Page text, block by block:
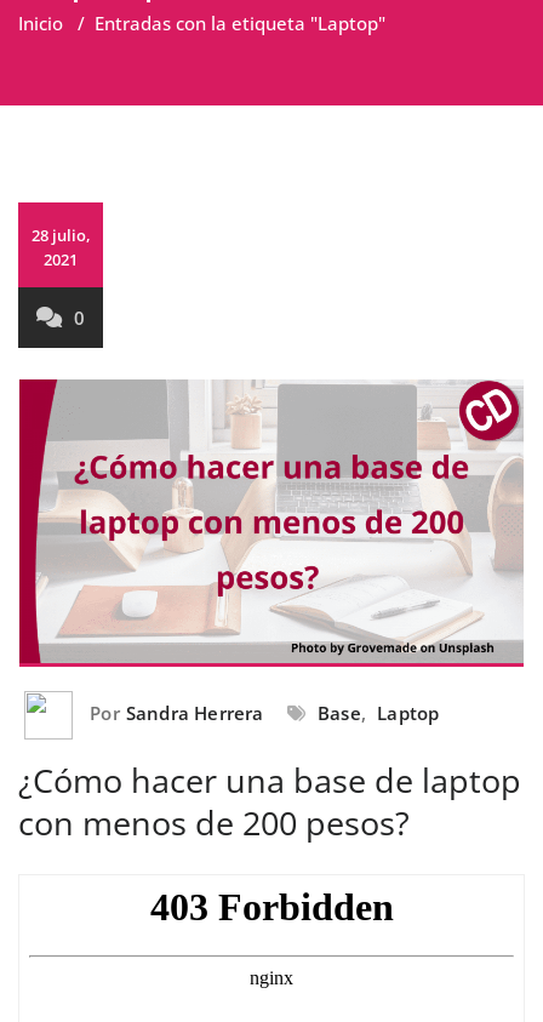
Inicio / Entradas con la etiqueta "Laptop"
28 julio,
2021
0
Por Sandra Herrera Base, Laptop
¿Cómo hacer una base de laptop
con menos de 200 pesos?